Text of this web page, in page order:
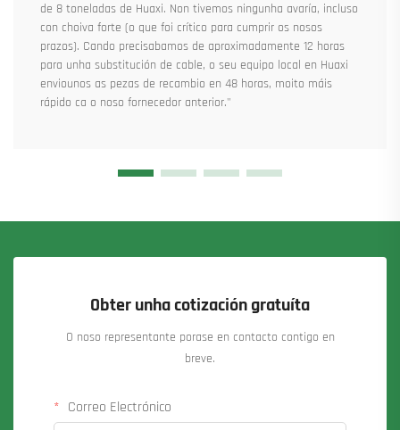
de 8 toneladas de Huaxi. Non tivemos ningunha avaría, incluso
con choiva forte (o que foi crítico para cumprir os nosos
prazos). Cando precisabamos de aproximadamente 12 horas
para unha substitución de cable, o seu equipo local en Huaxi
enviounos as pezas de recambio en 48 horas, moito máis
rápido ca o noso fornecedor anterior."
Obter unha cotización gratuíta
O noso representante porase en contacto contigo en
breve.
Correo Electrónico